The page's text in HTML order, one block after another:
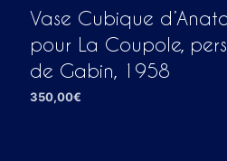
Vase Cubique
pour La Coupole,
de Gabin, 1958
350,00€